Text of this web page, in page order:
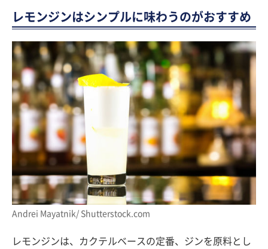
レモンジンはシンプルに味わうのがおすすめ
Andrei Mayatnik/ Shutterstock.com
レモンジンは、カクテルベースの定番、ジンを原料とし